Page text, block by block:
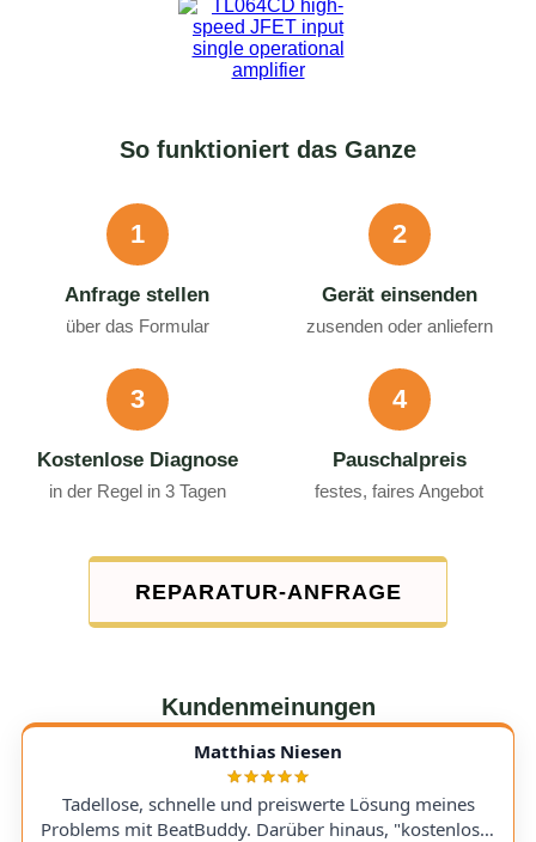
So funktioniert das Ganze
1
Anfrage stellen
über das Formular
2
Gerät einsenden
zusenden oder anliefern
3
Kostenlose Diagnose
in der Regel in 3 Tagen
4
Pauschalpreis
festes, faires Angebot
REPARATUR-ANFRAGE
Kundenmeinungen
Matthias Niesen
Tadellose, schnelle und preiswerte Lösung meines
Problems mit BeatBuddy. Darüber hinaus, "kostenloser